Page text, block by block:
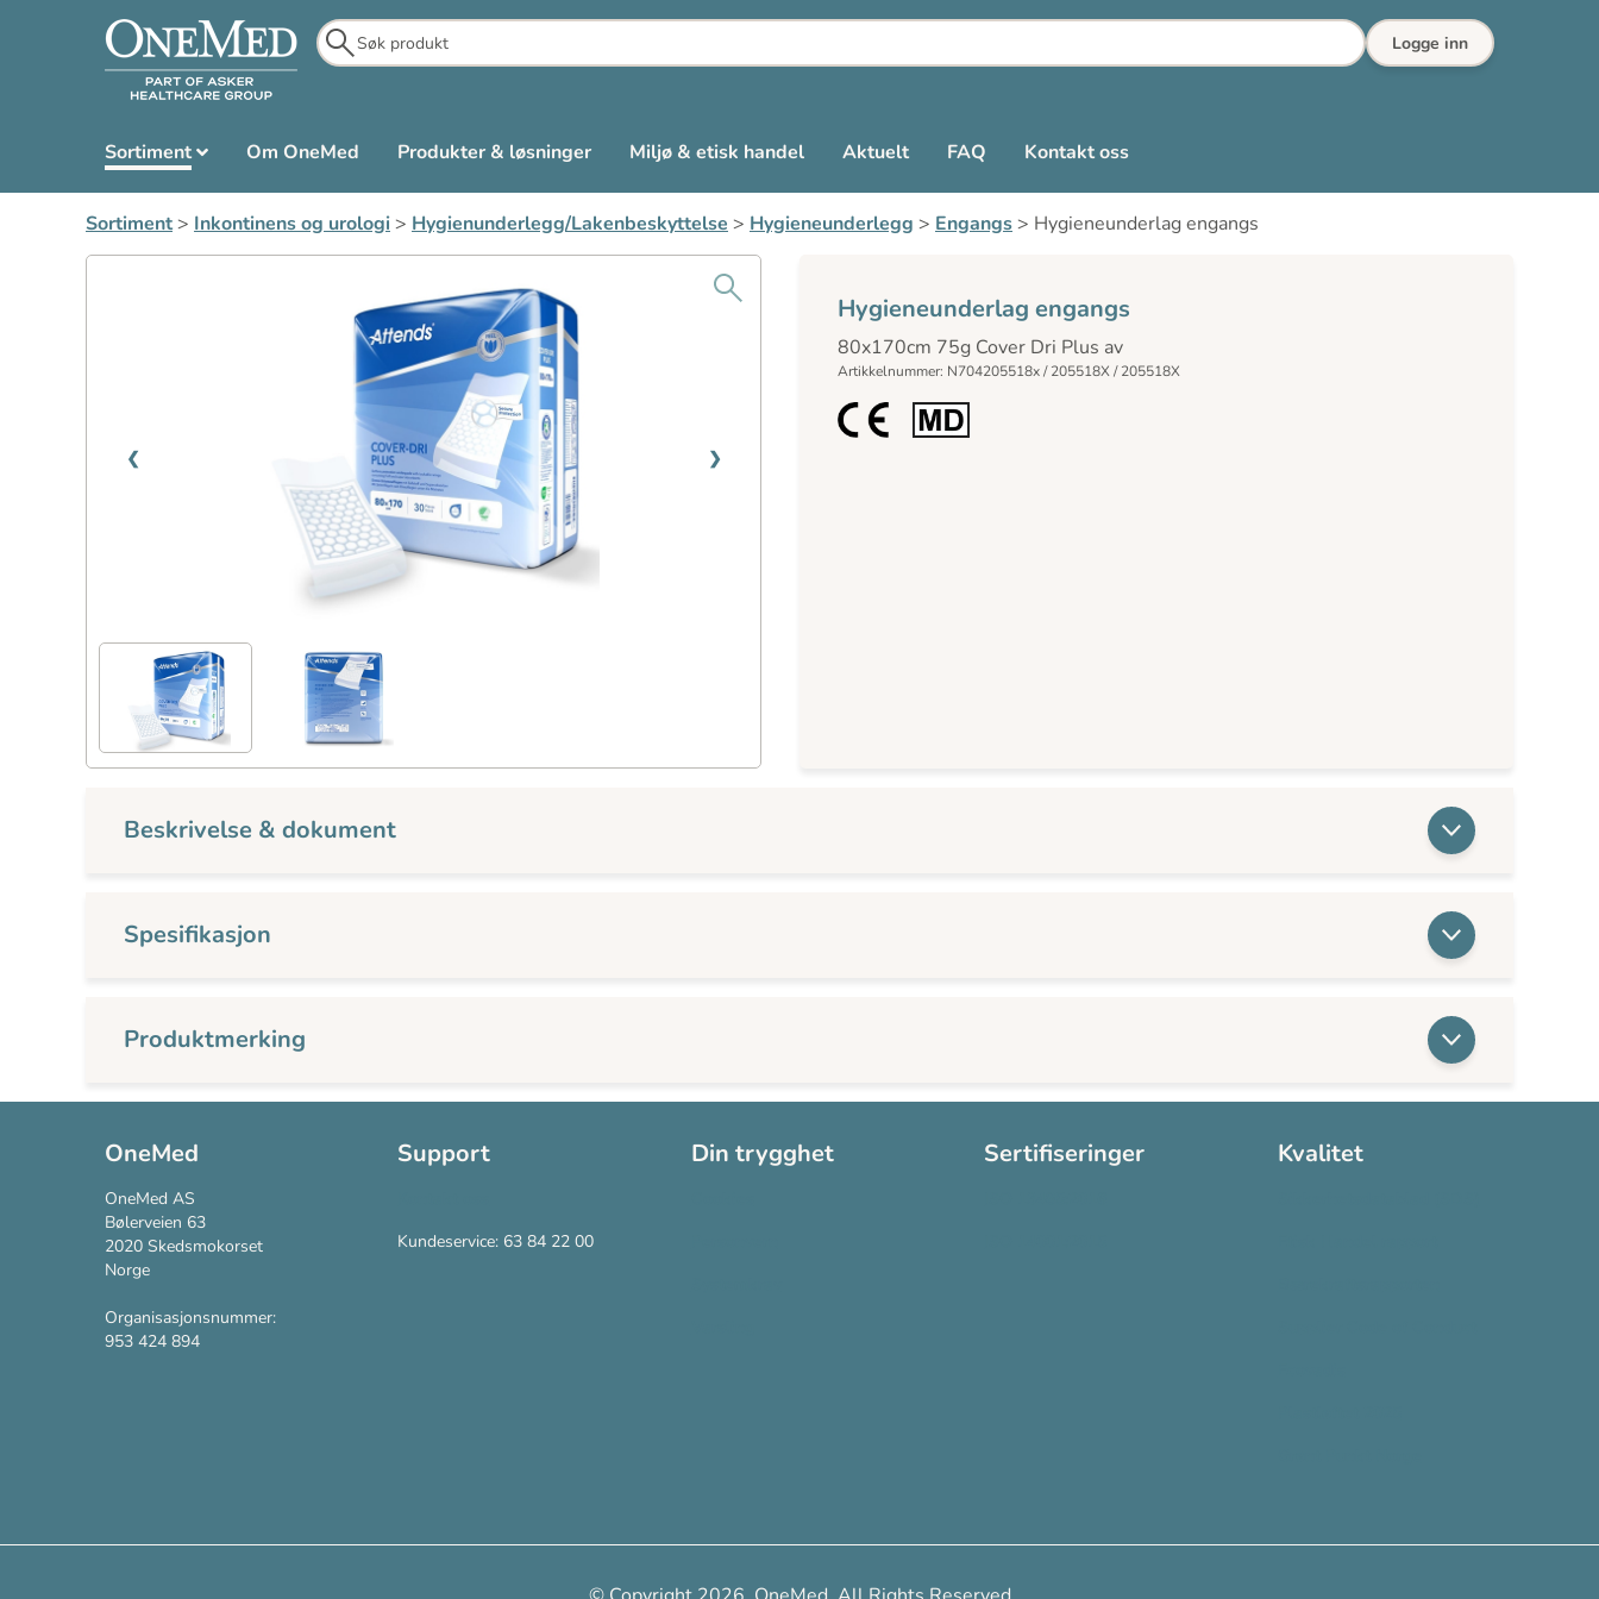
Logge inn
Sortiment Om OneMed Produkter & løsninger Miljø & etisk handel Aktuelt FAQ Kontakt oss
Sortiment> Inkontinens og urologi> Hygienunderlegg/Lakenbeskyttelse > Hygieneunderlegg > Engangs> Hygieneunderlag engangs
Hygieneunderlag engangs
80x170cm 75g Cover Dri Plus av
Artikkelnummer: N704205518x / 205518X / 205518X
Beskrivelse & dokument
Spesifikasjon
Produktmerking
OneMed
OneMed AS
Bølerveien 63
2020 Skedsmokorset
Norge
Organisasjonsnummer:
953 424 894
Support
Kundeservice: 63 84 22 00
Din trygghet Sertifiseringer Kvalitet